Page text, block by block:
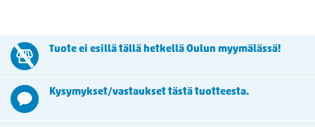
Tuote ei esillä tällä hetkellä Oulun myymälässä!
Kysymykset/vastaukset tästä tuotteesta.